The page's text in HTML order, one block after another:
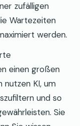
zufälligen
Wartezeiten
werden.
einen großen
nutzen KI, um
und so
Sie